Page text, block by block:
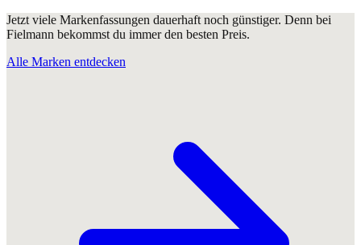
Jetzt viele Markenfassungen dauerhaft noch günstiger. Denn bei
Fielmann bekommst du immer den besten Preis.
Alle Marken entdecken